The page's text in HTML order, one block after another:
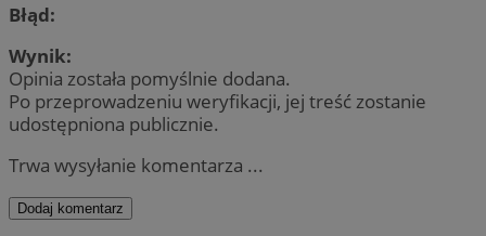
Błąd:
Wynik:
Opinia została pomyślnie dodana.
Po przeprowadzeniu weryfikacji, jej treść zostanie
udostępniona publicznie.
Trwa wysyłanie komentarza ...
Dodaj komentarz